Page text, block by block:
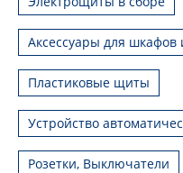
Аксессуары для шкафов
Пластиковые щиты
Устройство
Розетки, Выключатели